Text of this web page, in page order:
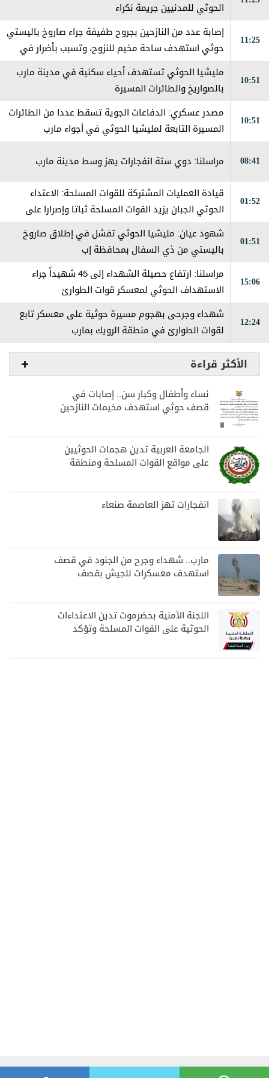
الحوثي للمدنيين جريمة نكراء
11:25
إصابة عدد من النازحين بجروح طفيفة جراء صاروخ باليستي
حوثي استهدف ساحة مخيم للنزوح، وتسبب بأضرار في
10:51
مليشيا الحوثي تستهدف أحياء سكنية في مدينة مارب
بالصواريخ والطائرات المسيرة
10:51
مصدر عسكري: الدفاعات الجوية تسقط عددا من الطائرات
المسيرة التابعة لمليشيا الحوثي في أجواء مارب
08:41 مراسلنا: دوي ستة انفجارات يهز وسط مدينة مارب
01:52
قيادة العمليات المشتركة للقوات المسلحة: الاعتداء
الحوثي الجبان يزيد القوات المسلحة ثباتا وإصرارا على
01:51
شهود عيان: ‏مليشيا الحوثي تفشل في إطلاق صاروخ
باليستي من ذي السفال بمحافظة إب
15:06
مراسلنا: ارتفاع حصيلة الشهداء إلى 45 شهيداً جراء
الاستهداف الحوثي لمعسكر قوات الطوارئ
12:24
شهداء وجرحى بهجوم مسيرة حوثية على معسكر تابع
لقوات الطوارئ في منطقة الرويك بمارب
الأكثر قراءة
نساء وأطفال وكبار سن.. إصابات في
قصف حوثي استهدف مخيمات النازحين
الجامعة العربية تدين هجمات الحوثيين
على مواقع القوات المسلحة ومنطقة
انفجارات تهز العاصمة صنعاء
مارب.. شهداء وجرح من الجنود في قصف
استهدف معسكرات للجيش بقصف
اللجنة الأمنية بحضرموت تدين الاعتداءات
الحوثية على القوات المسلحة وتؤكد